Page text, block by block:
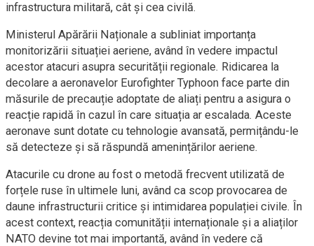
infrastructura militară, cât și cea civilă.
Ministerul Apărării Naționale a subliniat importanța
monitorizării situației aeriene, având în vedere impactul
acestor atacuri asupra securității regionale. Ridicarea la
decolare a aeronavelor Eurofighter Typhoon face parte din
măsurile de precauție adoptate de aliați pentru a asigura o
reacție rapidă în cazul în care situația ar escalada. Aceste
aeronave sunt dotate cu tehnologie avansată, permițându-le
să detecteze și să răspundă amenințărilor aeriene.
Atacurile cu drone au fost o metodă frecvent utilizată de
forțele ruse în ultimele luni, având ca scop provocarea de
daune infrastructurii critice și intimidarea populației civile. În
acest context, reacția comunității internaționale și a aliaților
NATO devine tot mai importantă, având în vedere că